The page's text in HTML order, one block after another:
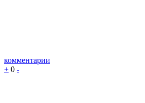
комментарии
+ 0 -